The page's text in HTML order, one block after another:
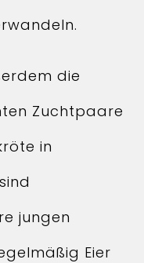
die
Zuchtpaare
in
jungen
Eier